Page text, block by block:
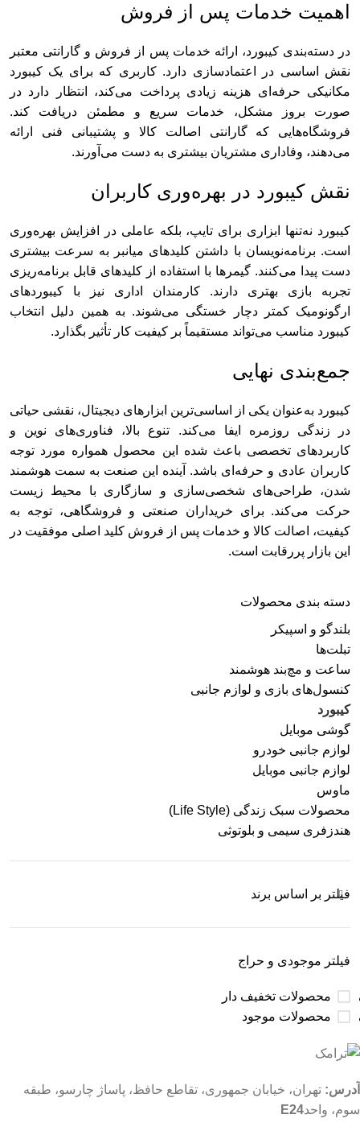
دسته‌ بندی محصولات
بلندگو و اسپیکر
تبلت‌ها
ساعت و مچ‌بند هوشمند
کنسول‌های بازی و لوازم جانبی
کیبورد
گوشی موبایل
لوازم جانبی خودرو
لوازم جانبی موبایل
ماوس
محصولات سبک زندگی (Life Style)
هندزفری سیمی و بلوتوثی
فیلتر بر اساس برند
فیلتر موجودی و حراج
محصولات تخفیف دار
محصولات موجود
اهمیت خدمات پس از فروش
در دسته‌بندی کیبورد، ارائه خدمات پس از فروش و گارانتی معتبر
نقش اساسی در اعتمادسازی دارد. کاربری که برای یک کیبورد
مکانیکی حرفه‌ای هزینه زیادی پرداخت می‌کند، انتظار دارد در
صورت بروز مشکل، خدمات سریع و مطمئن دریافت کند.
فروشگاه‌هایی که گارانتی اصالت کالا و پشتیبانی فنی ارائه
می‌دهند، وفاداری مشتریان بیشتری به دست می‌آورند.
نقش کیبورد در بهره‌وری کاربران
کیبورد نه‌تنها ابزاری برای تایپ، بلکه عاملی در افزایش بهره‌وری
است. برنامه‌نویسان با داشتن کلیدهای میانبر به سرعت بیشتری
دست پیدا می‌کنند. گیمرها با استفاده از کلیدهای قابل برنامه‌ریزی
تجربه بازی بهتری دارند. کارمندان اداری نیز با کیبوردهای
ارگونومیک کمتر دچار خستگی می‌شوند. به همین دلیل انتخاب
کیبورد مناسب می‌تواند مستقیماً بر کیفیت کار تأثیر بگذارد.
جمع‌بندی نهایی
کیبورد به‌عنوان یکی از اساسی‌ترین ابزارهای دیجیتال، نقشی حیاتی
در زندگی روزمره ایفا می‌کند. تنوع بالا، فناوری‌های نوین و
کاربردهای تخصصی باعث شده این محصول همواره مورد توجه
کاربران عادی و حرفه‌ای باشد. آینده این صنعت به سمت هوشمند
شدن، طراحی‌های شخصی‌سازی و سازگاری با محیط زیست
حرکت می‌کند. برای خریداران صنعتی و فروشگاهی، توجه به
کیفیت، اصالت کالا و خدمات پس از فروش کلید اصلی موفقیت در
این بازار پررقابت است.
آدرس: تهران، خیابان جمهوری، تقاطع حافظ، پاساژ چارسو، طبقه
سوم، واحدE24